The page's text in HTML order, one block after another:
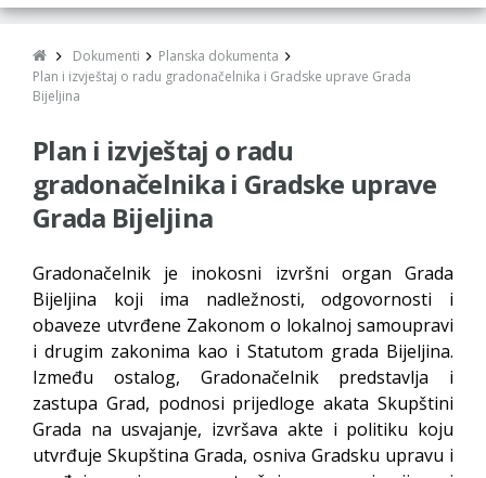
Dokumenti
Planska dokumenta
Plan i izvještaj o radu gradonačelnika i Gradske uprave Grada
Bijeljina
Plan i izvještaj o radu
gradonačelnika i Gradske uprave
Grada Bijeljina
Gradonačelnik je inokosni izvršni organ Grada
Bijeljina koji ima nadležnosti, odgovornosti i
obaveze utvrđene Zakonom o lokalnoj samoupravi
i drugim zakonima kao i Statutom grada Bijeljina.
Između ostalog, Gradonačelnik predstavlja i
zastupa Grad, podnosi prijedloge akata Skupštini
Grada na usvajanje, izvršava akte i politiku koju
utvrđuje Skupština Grada, osniva Gradsku upravu i